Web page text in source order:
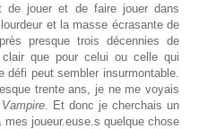
de jouer et de faire jouer dans
et la masse écrasante de
presque trois décennies de
que pour celui ou celle qui
défi peut sembler insurmontable.
trente ans, je ne me voyais
Vampire . Et donc je cherchais un
joueur.euse.s quelque chose